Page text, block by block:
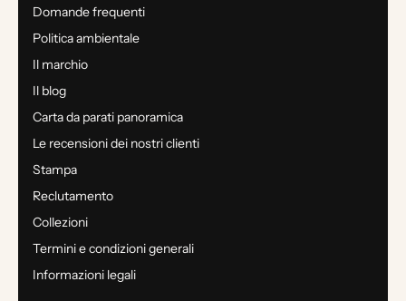
Domande frequenti
Politica ambientale
Il marchio
Il blog
Carta da parati panoramica
Le recensioni dei nostri clienti
Stampa
Reclutamento
Collezioni
Termini e condizioni generali
Informazioni legali